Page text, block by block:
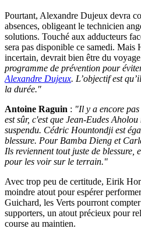
Pourtant, Alexandre Dujeux devra
absences, obligeant le technicien
solutions. Touché aux adducteurs
sera pas disponible ce samedi.
incertain, devrait bien être du
programme de prévention pour
Alexandre Dujeux. L’objectif est
la durée."
Antoine Raguin : "Il y a encore
est sûr, c'est que Jean-Eudes
suspendu. Cédric Hountondji est
blessure. Pour Bamba Dieng et
Ils reviennent tout juste de blessure,
pour les voir sur le terrain."
Avec trop peu de certitude, Eirik
moindre atout pour espérer
Guichard, les Verts pourront
supporters, un atout précieux pour
course au maintien.